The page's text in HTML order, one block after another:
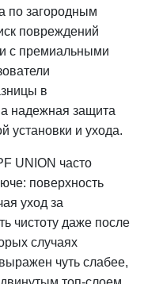
по загородным
повреждений
с премиальными
в
а надежная защита
установки и ухода.
UNION часто
поверхность
уход за
чистоту даже после
случаях
чуть слабее,